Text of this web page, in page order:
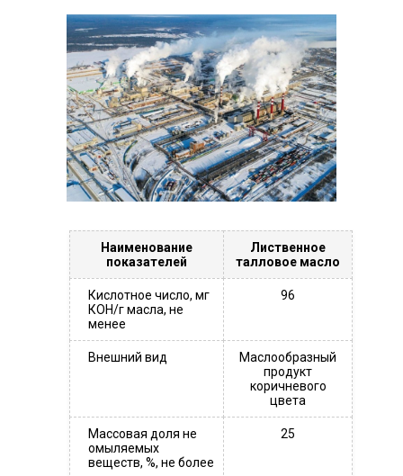
Наименование
показателей
Лиственное
талловое масло
Кислотное число, мг
КОН/г масла, не
менее
96
Внешний вид
Маслообразный
продукт
коричневого
цвета
Массовая доля не
омыляемых
веществ, %, не более
25